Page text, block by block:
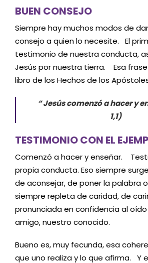
BUEN CONSEJO
Siempre hay muchos modos de
consejo a quien lo necesite. El
testimonio de nuestra conducta,
Jesús por nuestra tierra. Esa
libro de los Hechos de los
“ Jesús comenzó a hacer y
1,1)
TESTIMONIO CON EL
Comenzó a hacer y enseñar.
propia conducta. Eso siempre
de aconsejar, de poner la palabra
siempre repleta de caridad, de
pronunciada en confidencia al
amigo, nuestro conocido.
Bueno es, muy fecunda, esa
que uno realiza y lo que afirma. Y